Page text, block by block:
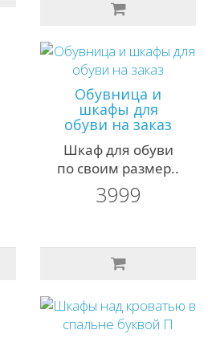
Обувница и
шкафы для
обуви на заказ
Шкаф для обуви
по своим размер..
3999